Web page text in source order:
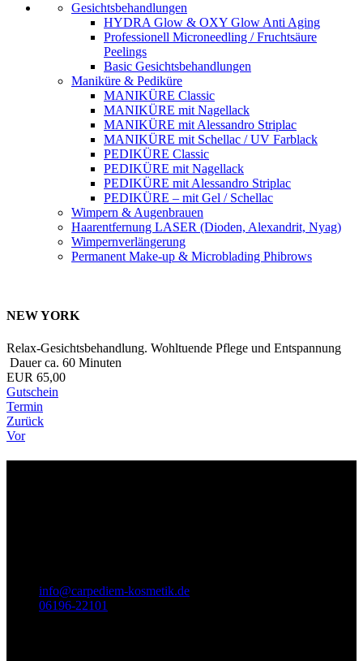
Gesichtsbehandlungen
HYDRA Glow & OXY Glow Anti Aging
Professionell Microneedling / Fruchtsäure
Peelings
Basic Gesichtsbehandlungen
Maniküre & Pediküre
MANIKÜRE Classic
MANIKÜRE mit Nagellack
MANIKÜRE mit Alessandro Striplac
MANIKÜRE mit Schellac / UV Farblack
PEDIKÜRE Classic
PEDIKÜRE mit Nagellack
PEDIKÜRE mit Alessandro Striplac
PEDIKÜRE – mit Gel / Schellac
Wimpern & Augenbrauen
Haarentfernung LASER (Dioden, Alexandrit, Nyag)
Wimpernverlängerung
Permanent Make-up & Microblading Phibrows
NEW YORK
Relax-Gesichtsbehandlung. Wohltuende Pflege und Entspannung
Dauer ca. 60 Minuten
EUR 65,00
Gutschein
Termin
Zurück
Vor
info@carpediem-kosmetik.de
06196-22101